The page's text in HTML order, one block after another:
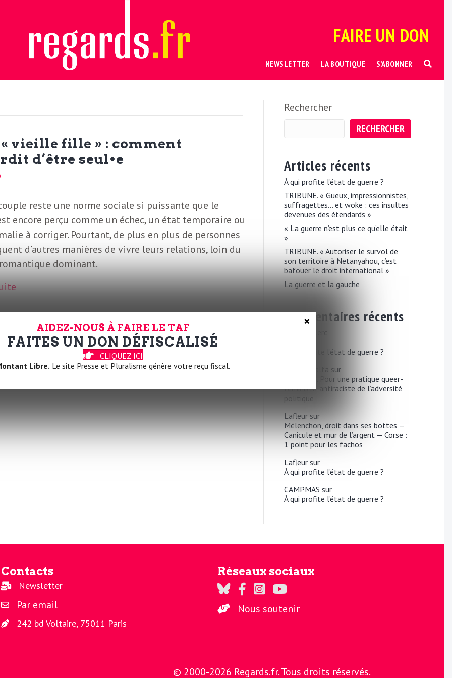
FAIRE UN DON
NEWSLETTER LA BOUTIQUE S’ABONNER
vieille fille » : comment
d’être seul•e
reste une norme sociale si puissante que le
encore perçu comme un échec, un état temporaire ou
à corriger. Pourtant, de plus en plus de personnes
d’autres manières de vivre leurs relations, loin du
dominant.
Rechercher
RECHERCHER
Articles récents
À qui profite l’état de guerre ?
TRIBUNE. « Gueux, impressionnistes,
suffragettes… et woke : ces insultes
devenues des étendards »
« La guerre n’est plus ce qu’elle était
»
TRIBUNE. « Autoriser le survol de
son territoire à Netanyahou, c’est
bafouer le droit international »
La guerre et la gauche
Commentaires récents
À qui profite l’état de guerre ?
Pierre Khalfa sur
TRIBUNE. Pour une pratique queer-
féministe-antiraciste de l’adversité
politique
Lafleur sur
Mélenchon, droit dans ses bottes —
Canicule et mur de l’argent — Corse :
1 point pour les fachos
Lafleur sur
À qui profite l’état de guerre ?
CAMPMAS sur
À qui profite l’état de guerre ?
Contacts
Newsletter
Par email
242 bd Voltaire, 75011 Paris
Réseaux sociaux
Regards sur Twitter
Regards sur Facebook
Regards sur Instagram
La chaine Regards sur Youtube
Nous soutenir
© 2000-2026 Regards.fr. Tous droits réservés.
AIDEZ-NOUS À FAIRE LE TAF
FAITES UN DON DÉFISCALISÉ
CLIQUEZ ICI
Libre. Le site Presse et Pluralisme génère votre reçu fiscal.
×